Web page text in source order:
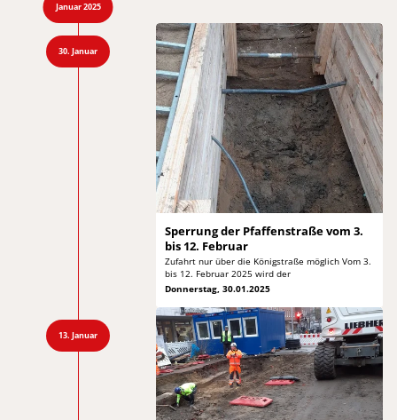
Januar 2025
30. Januar
Sperrung der Pfaffenstraße vom 3.
bis 12. Februar
Zufahrt nur über die Königstraße möglich Vom 3.
bis 12. Februar 2025 wird der
Donnerstag, 30.01.2025
13. Januar